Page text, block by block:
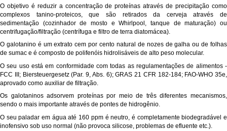
O objetivo é reduzir a concentração de proteínas através de precipitação como
complexos tanino-proteicos, que são retirados da cerveja através de
sedimentação (cozinhador de mosto e Whirlpool, tanque de maturação) ou
centrifugação/filtração (centrífuga e filtro de terra diatomácea).
O galotanino é um extrato cem por cento natural de nozes de galha ou de folhas
de sumac e é composto de polifenóis hidrolisáveis de alto peso molecular.
O seu uso está em conformidade com todas as regulamentações de alimentos -
FCC III; Biersteuergesetz (Par. 9, Abs. 6); GRAS 21 CFR 182-184; FAO-WHO 35e,
aprovado como auxiliar de filtração.
Os galotaninos adsorvem proteínas por meio de três diferentes mecanismos,
sendo o mais importante através de pontes de hidrogênio.
O seu paladar em água até 160 ppm é neutro, é completamente biodegradável e
inofensivo sob uso normal (não provoca silicose, problemas de efluente etc.).